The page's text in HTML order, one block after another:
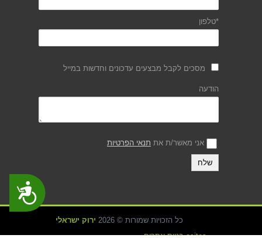
נגישות
*טלפון
מסכים לקבל מבצעים עדכונים וחדשות במייל
הודעה
אני מאשר/ת את תנאי הפרטיות
כל הזכויות שמורות © 2026
ירוק ישראלי
asites בניית אתרים